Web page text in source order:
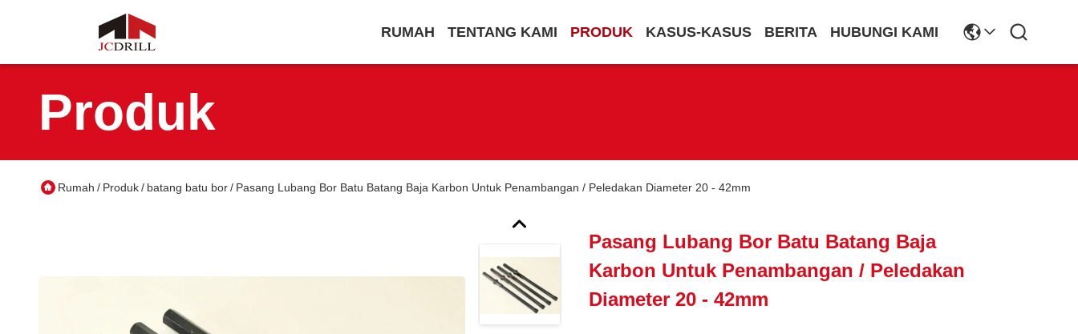
RUMAH TENTANG KAMI PRODUK KASUS-KASUS BERITA HUBUNGI KAMI
Produk
Rumah / Produk/ batang batu bor/ Pasang Lubang Bor Batu Batang Baja Karbon Untuk Penambangan / Peledakan Diameter 20 - 42mm
Pasang Lubang Bor Batu Batang Baja
Karbon Untuk Penambangan / Peledakan
Diameter 20 - 42mm